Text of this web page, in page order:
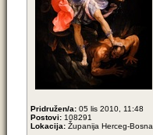
Pridružen/a: 05 lis 2010, 11:48
Postovi: 108291
Lokacija: Županija Herceg-Bosna